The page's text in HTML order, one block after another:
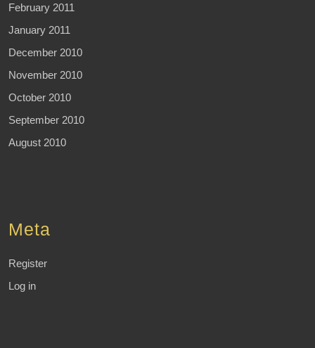
February 2011
January 2011
December 2010
November 2010
October 2010
September 2010
August 2010
Meta
Register
Log in